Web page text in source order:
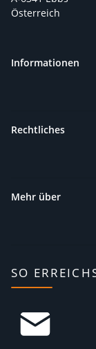
Österreich
Informationen
Rechtliches
Mehr über
SO